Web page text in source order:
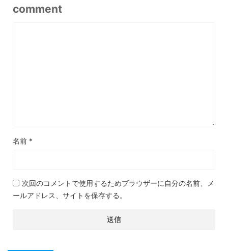
comment
名前 *
次回のコメントで使用するためブラウザーに自分の名前、メ
ールアドレス、サイトを保存する。